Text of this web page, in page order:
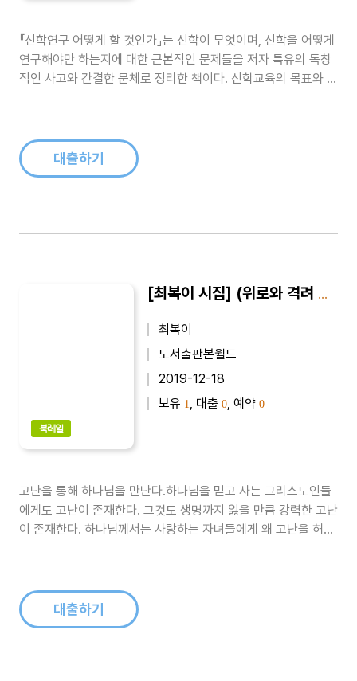
『신학연구 어떻게 할 것인가』는 신학이 무엇이며, 신학을 어떻게
연구해야만 하는지에 대한 근본적인 문제들을 저자 특유의 독창
적인 사고와 간결한 문체로 정리한 책이다. 신학교육의 목표와 동
대출하기
북레일
[최복이 시집] (위로와 격려 시) 꽃길이 아니어도 : 최복이 제6시집
최복이
도서출판본월드
2019-12-18
보유 1 , 대출 0 , 예약 0
고난을 통해 하나님을 만난다.하나님을 믿고 사는 그리스도인들
에게도 고난이 존재한다. 그것도 생명까지 잃을 만큼 강력한 고난
이 존재한다. 하나님께서는 사랑하는 자녀들에게 왜 고난을 허락
하여 승리를 쟁취한 믿음의..
대출하기